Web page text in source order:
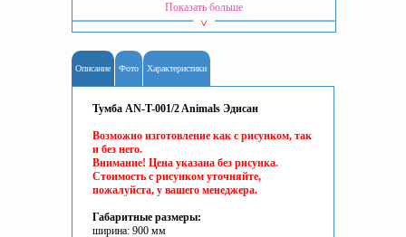
Показать больше
Описание Фото Характеристики
Тумба AN-T-001/2 Animals Эдисан
Возможно изготовление как с рисунком, так
и без него.
Внимание! Цена указана без рисунка.
Стоимость с рисунком уточняйте,
пожалуйста, у вашего менеджера.
Габаритные размеры:
ширина: 900 мм